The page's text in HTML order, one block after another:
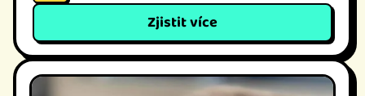
Zjistit více